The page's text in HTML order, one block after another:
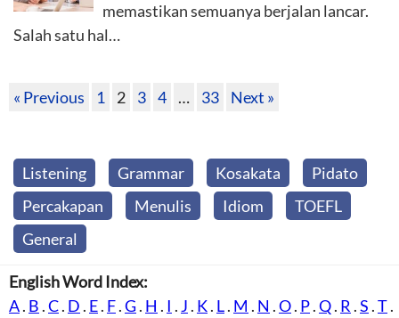
memastikan semuanya berjalan lancar.
Salah satu hal…
« Previous 1 2 3 4 … 33 Next »
Listening Grammar Kosakata
Pidato
Percakapan
Menulis Idiom
TOEFL
General
English Word Index:
A. B .C. D . E. F.G. H . I . J . K. L. M . N .O. P.Q. R .S .T.